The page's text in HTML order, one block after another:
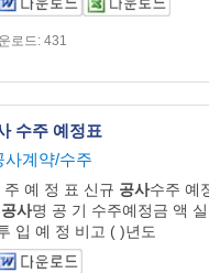
로드: 431
수주 예정표
사계약/수주
예 정 표 신규 공사수주 예
공사명 공 기 수주예정금 액
입 예 정 비고 ( )년도